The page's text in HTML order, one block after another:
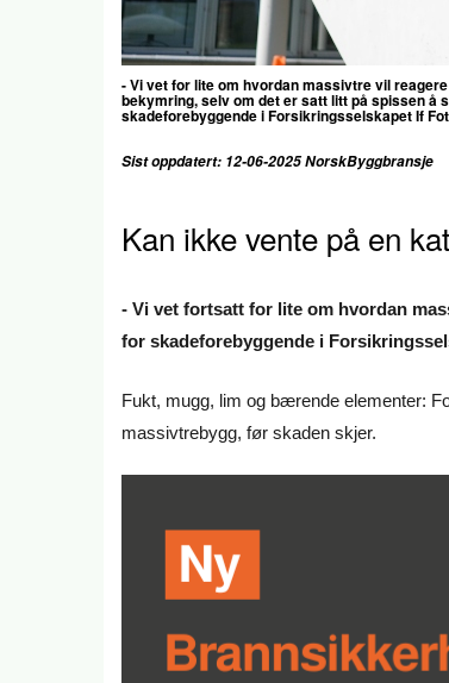
- Vi vet for lite om hvordan massivtre vil
bekymring, selv om det er satt litt på spissen å
skadeforebyggende i Forsikringsselskapet If
Sist oppdatert: 12-06-2025 NorskByggbransje
Kan ikke vente på en
- Vi vet fortsatt for lite om hvordan
for skadeforebyggende i
Fukt, mugg, lim og bærende elementer:
massivtrebygg, før skaden skjer.